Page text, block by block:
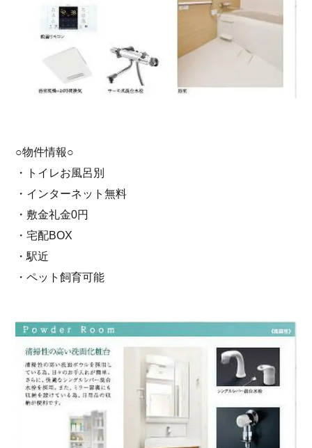
○物件情報○
・トイレお風呂別
・インターネット無料
・敷金礼金0円
・宅配BOX
・駅近
・ペット飼育可能